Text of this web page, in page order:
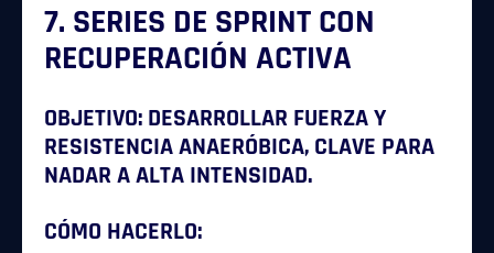
7. SERIES DE SPRINT CON
RECUPERACIÓN ACTIVA
OBJETIVO: DESARROLLAR FUERZA Y
RESISTENCIA ANAERÓBICA, CLAVE PARA
NADAR A ALTA INTENSIDAD.
CÓMO HACERLO: